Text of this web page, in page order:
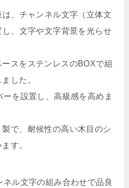
、チャンネル文字（立体文
、文字や文字背景を光らせ
スをステンレスのBOXで組
した。
を設置し、高級感を高めま
で、耐候性の高い木目のシ
す。
ル文字の組み合わせで品良